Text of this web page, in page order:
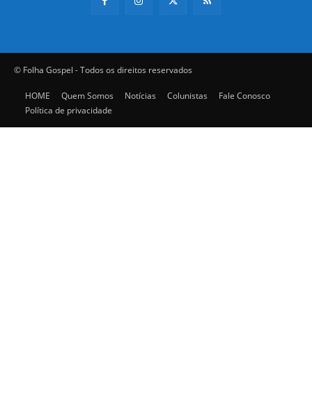
© Folha Gospel - Todos os direitos reservados
HOME Quem Somos Notícias Colunistas
Fale Conosco
Política de privacidade